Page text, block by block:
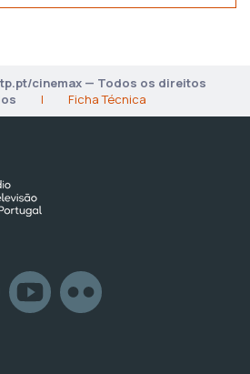
cinemax — Todos os direitos
| Ficha Técnica